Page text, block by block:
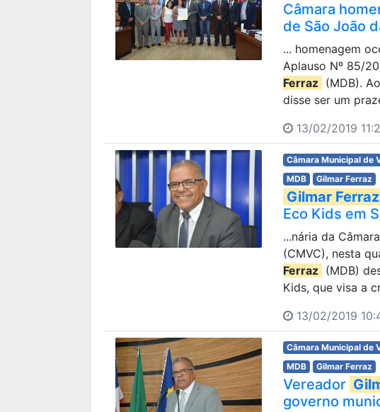
Câmara
de São João
... homenagem
Aplauso Nº 85/
Ferraz (MDB).
disse ser um
13/02/2019
Câmara Municipal de
MDB
Gilmar Ferraz
Gilmar Ferraz
Eco Kids em
...nária da
(CMVC), nesta
Ferraz (MDB)
Kids, que visa a
13/02/2019
Câmara Municipal de
MDB
Gilmar Ferraz
Vereador
governo